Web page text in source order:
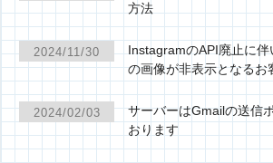
方法
2024/11/30
InstagramのAPI廃止に
の画像が非表示となるお
2024/02/03
サーバーはGmailの送信
おります